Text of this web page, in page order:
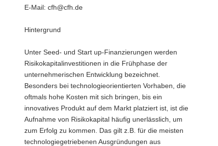
E-Mail: cfh@cfh.de
Hintergrund
Unter Seed- und Start up-Finanzierungen werden
Risikokapitalinvestitionen in die Frühphase der
unternehmerischen Entwicklung bezeichnet.
Besonders bei technologieorientierten Vorhaben, die
oftmals hohe Kosten mit sich bringen, bis ein
innovatives Produkt auf dem Markt platziert ist, ist die
Aufnahme von Risikokapital häufig unerlässlich, um
zum Erfolg zu kommen. Das gilt z.B. für die meisten
technologiegetriebenen Ausgründungen aus